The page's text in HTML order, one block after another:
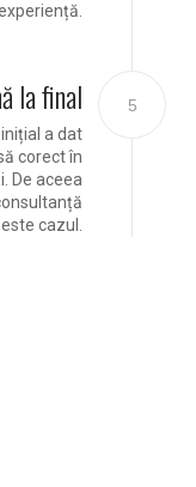
5
la final
a dat
corect în
De aceea
cazul.